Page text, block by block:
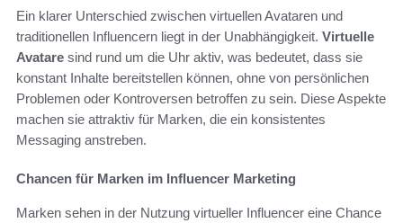
Ein klarer Unterschied zwischen virtuellen Avataren und
traditionellen Influencern liegt in der Unabhängigkeit. Virtuelle
Avatare sind rund um die Uhr aktiv, was bedeutet, dass sie
konstant Inhalte bereitstellen können, ohne von persönlichen
Problemen oder Kontroversen betroffen zu sein. Diese Aspekte
machen sie attraktiv für Marken, die ein konsistentes
Messaging anstreben.
Chancen für Marken im Influencer Marketing
Marken sehen in der Nutzung virtueller Influencer eine Chance